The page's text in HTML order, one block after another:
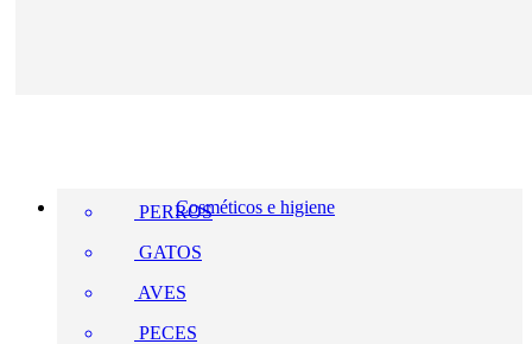
Cosméticos e higiene
PERROS
GATOS
AVES
PECES